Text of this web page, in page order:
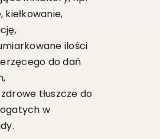
kiełkowanie,
ilości
do dań
tłuszcze do
w